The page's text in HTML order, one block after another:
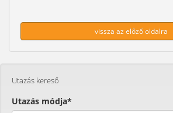
vissza az előző oldalra
Utazás kereső
Utazás módja*